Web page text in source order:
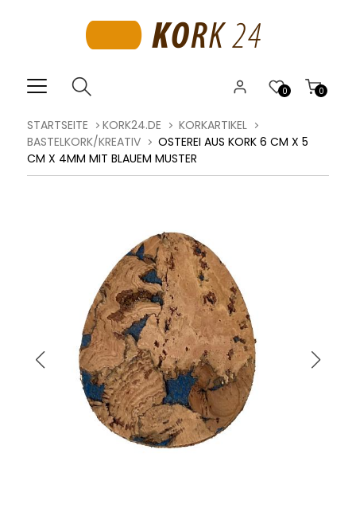
0
0
STARTSEITE KORK24.DE
KORKARTIKEL
BASTELKORK/KREATIV
OSTEREI AUS KORK 6 CM X 5
CM X 4MM MIT BLAUEM MUSTER